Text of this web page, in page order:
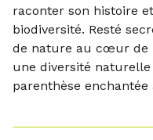
raconter son histoire
biodiversité. Resté
de nature au cœur de
une diversité
parenthèse enchantée